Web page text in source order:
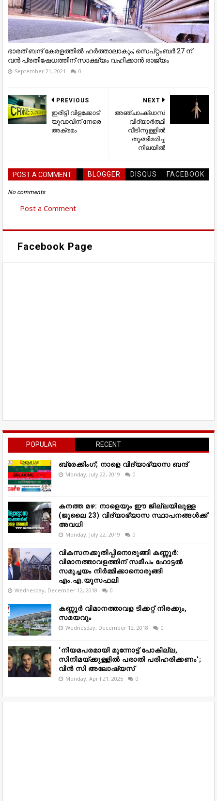
ഭാരത് ബന്ദ് കേരളത്തില്‍ ഹര്‍ത്താലാകും; സെപ്റ്റംബര്‍ 27 ന്
വന്‍ പ്രതിഷേധത്തിന് സാക്ഷ്യം വഹിക്കാന്‍ രാജ്യം
September 21, 2021 0
NEXT
അഞ്ചാംക്ലാസ്
വിദ്യാര്‍ത്ഥി
വീടിനുള്ളില്‍
തൂങ്ങിമരിച്ച
നിലയില്‍
PREVIOUS
ഇരിട്ടി വിളക്കോട്
യുവാവിന് നേരെ
അക്രമം
POST A COMMENT BLOGGER DISQUS FACEBOOK
No comments
Post a Comment
Facebook Page
POPULAR RECENT
ബ്രേക്കിംഗ്; നാളെ വിദ്യാഭ്യാസ ബന്ദ്
Monday, July 22, 2019 0
കനത്ത മഴ: നാളെയും ഈ ജില്ലയിലുള്ള
(ജൂലൈ 23) വിദ്യാഭ്യാസ സ്ഥാപനങ്ങൾക്ക്
അവധി
Monday, July 22, 2019 0
വികസനക്കുതിപ്പിനൊരുങ്ങി കണ്ണൂർ:
വിമാനത്താവളത്തിന് സമീപം ഹോട്ടൽ
സമുച്ചയം നിർമ്മിക്കാനൊരുങ്ങി
എം.എ.യൂസഫലി
Wednesday, December 12, 2018 0
കണ്ണൂർ വിമാനത്താവള ടിക്കറ്റ് നിരക്കും,
സമയവും
Wednesday, December 12, 2018 0
‘നിയമപരമായി മുന്നോട്ട് പോകില്ല,
സിനിമയ്ക്കുള്ളിൽ പരാതി പരിഹരിക്കണം’;
വിൻ സി അലോഷ്യസ്
Monday, April 21, 2025 0